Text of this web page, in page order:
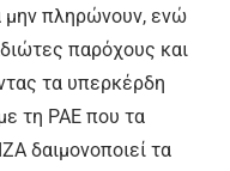
μην πληρώνουν, ενώ
παρόχους και
τα υπερκέρδη
τη ΡΑΕ που τα
δαιμονοποιεί τα